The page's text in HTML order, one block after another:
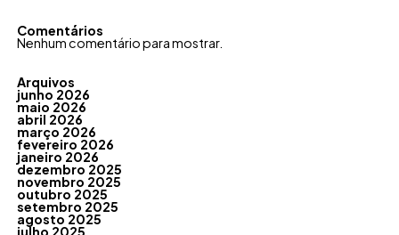
Comentários
Nenhum comentário para mostrar.
Arquivos
junho 2026
maio 2026
abril 2026
março 2026
fevereiro 2026
janeiro 2026
dezembro 2025
novembro 2025
outubro 2025
setembro 2025
agosto 2025
julho 2025